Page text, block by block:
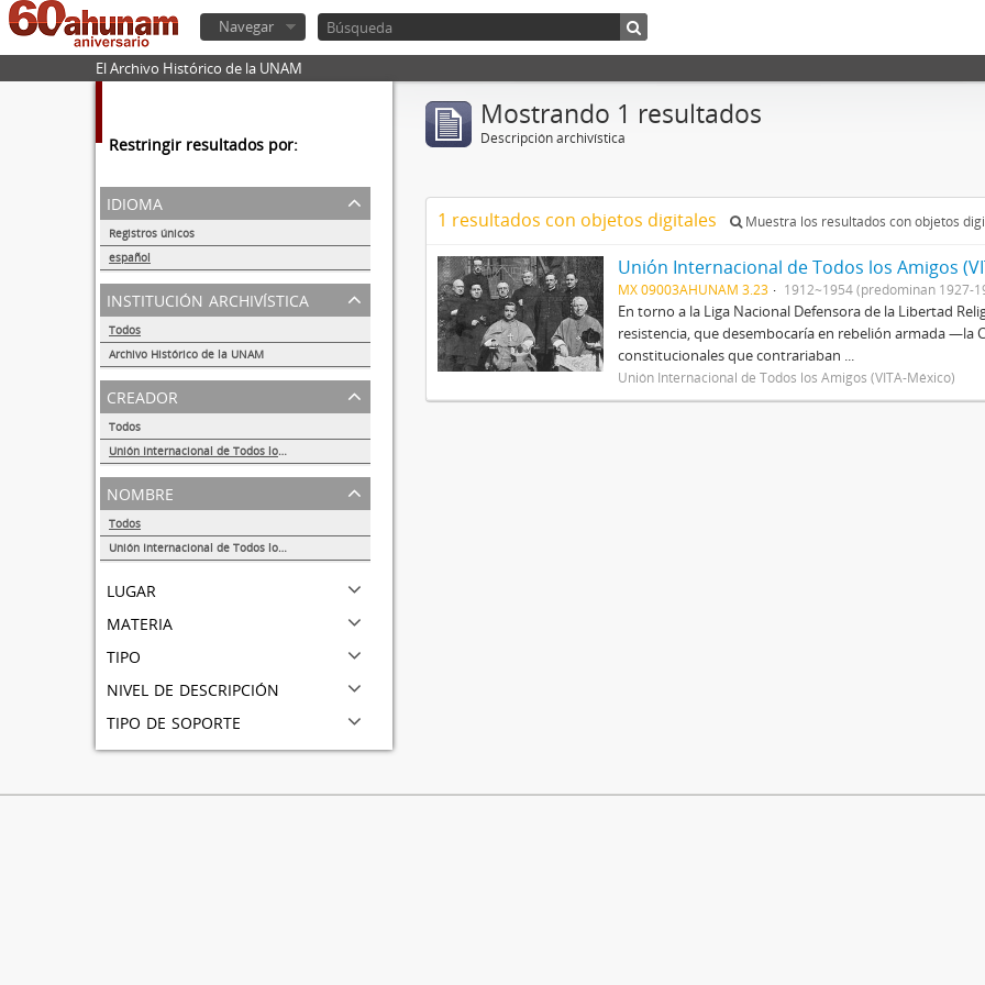
Navegar
El Archivo Histórico de la UNAM
Restringir resultados por:
idioma
Registros únicos
español
1
institución archivística
Todos
Archivo Histórico de la UNAM
1
creador
Todos
Unión Internacional de Todos los Amigos (VITA-México)
1
nombre
Todos
Unión Internacional de Todos los Amigos (VITA-México)
lugar
materia
tipo
nivel de descripción
tipo de soporte
Mostrando 1 resultados
Descripción archivística
1 resultados con objetos digitales Muestra los resultados con objetos
Unión Internacional de Todos los Amigos
MX 09003AHUNAM 3.23 1912~1954 (predominan 1927-
En torno a la Liga Nacional Defensora de la Libertad
resistencia, que desembocaría en rebelión armada —la
constitucionales que contrariaban ...
Unión Internacional de Todos los Amigos (VITA-México)